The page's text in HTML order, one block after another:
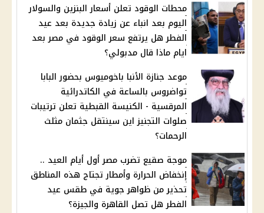
محطات الوقود تعلن أسعار البنزين والسولار
اليوم بعد انباء عن زيادة جديدة بعد عيد
الفطر هل يرتفع سعر الوقود في مصر بعد
ايام ماذا قال مدبولي؟
موعد جنازة الأنبا باخوميوس بحضور البابا
تواضروس بالساعة في الكاتدرائية
المرقسية - الكنيسة القبطية تعلن ترتيبات
صلوات التجنيز اين سينتقل جثمان مثلث
الرحمات؟
موجة صقيع تضرب مصر أول أيام العيد ..
إنخفاض الحرارة وأمطار تجتاج هذه المناطق
تحذير من ظواهر جوية في طقس عيد
الفطر هل تصل القاهرة والجيزة؟